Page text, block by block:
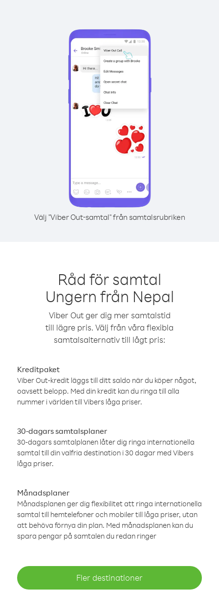
Välj "Viber Out-samtal" från samtalsrubriken
Råd för samtal
Ungern från Nepal
Viber Out ger dig mer samtalstid
till lägre pris. Välj från våra flexibla
samtalsalternativ till lågt pris:
Kreditpaket
Viber Out-kredit läggs till ditt saldo när du köper något,
oavsett belopp. Med din kredit kan du ringa till alla
nummer i världen till Vibers låga priser.
30-dagars samtalsplaner
30-dagars samtalplanen låter dig ringa internationella
samtal till din valfria destination i 30 dagar med Vibers
låga priser.
Månadsplaner
Månadsplanen ger dig flexibilitet att ringa internationella
samtal till hemtelefoner och mobiler till låga priser, utan
att behöva förnya din plan. Med månadsplanen kan du
spara pengar på samtalen du redan ringer
Fler destinationer